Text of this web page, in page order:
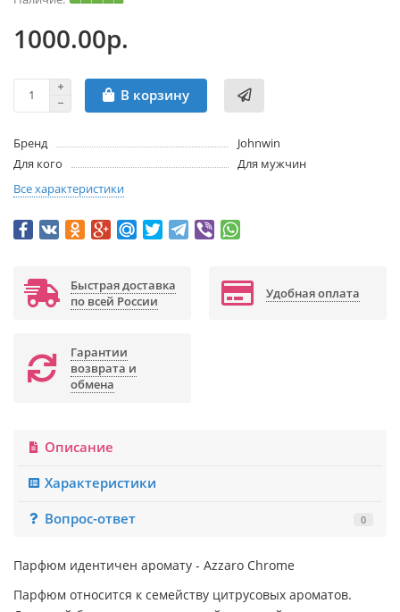
1000.00р.
В корзину
Бренд
Johnwin
Для кого
Для мужчин
Все характеристики
Быстрая доставка
по всей России
Удобная оплата
Гарантии
возврата и
обмена
Описание
Характеристики
Вопрос-ответ
0
Парфюм идентичен аромату - Azzaro Chrome
Парфюм относится к семейству цитрусовых ароматов.